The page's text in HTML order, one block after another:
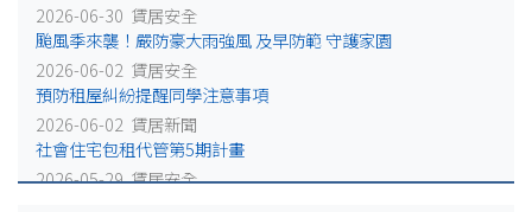
2026-06-30 賃居安全
颱風季來襲！嚴防豪大雨強風 及早防範 守護家園
2026-06-02 賃居安全
預防租屋糾紛提醒同學注意事項
2026-06-02 賃居新聞
社會住宅包租代管第5期計畫
2026-05-29 賃居安全